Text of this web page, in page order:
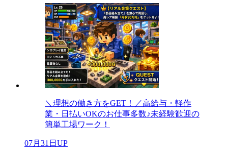
＼理想の働き方をGET！／高給与・軽作
業・日払いOKのお仕事多数♪未経験歓迎の
簡単工場ワーク！
07月31日UP